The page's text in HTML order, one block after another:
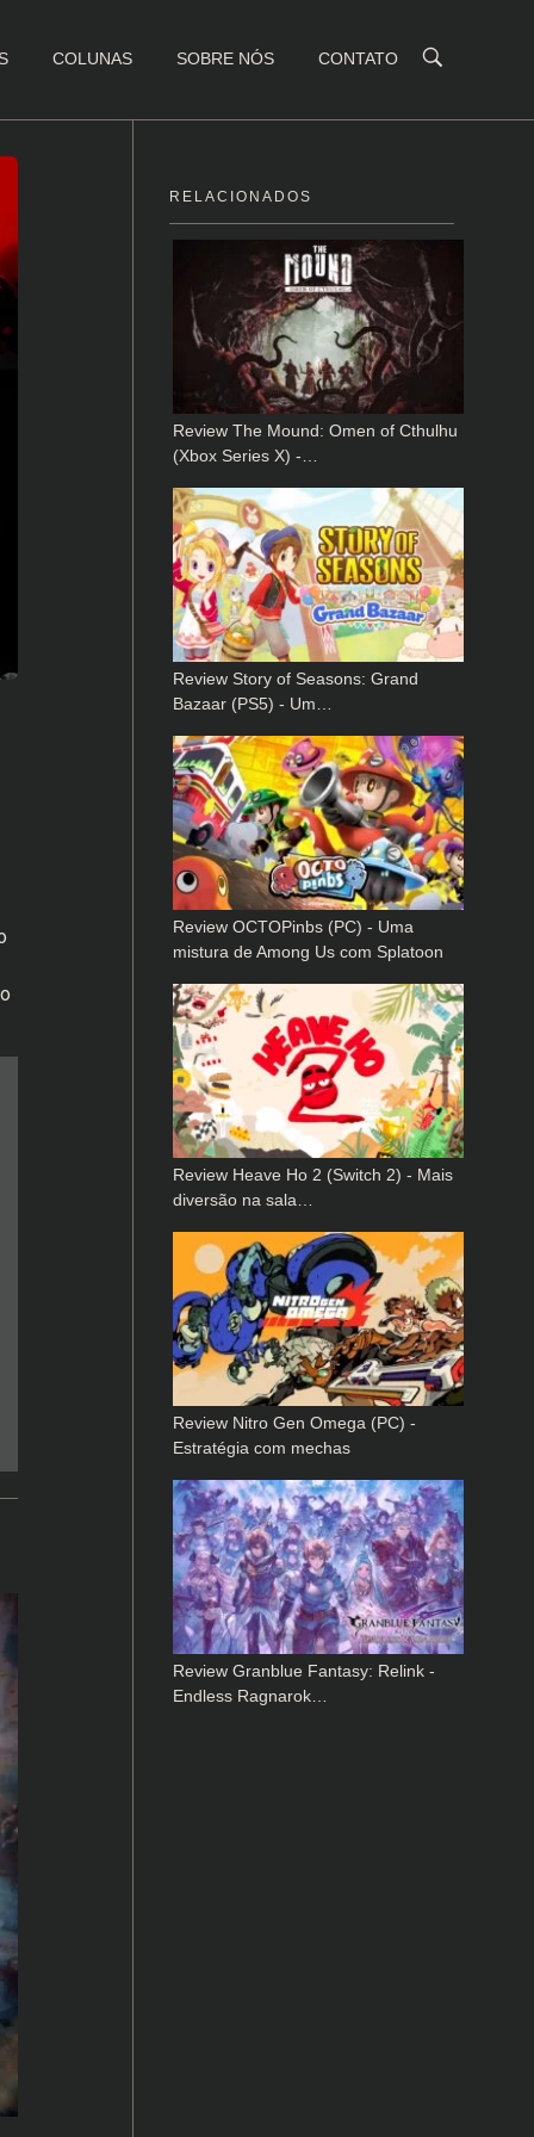
COLUNAS SOBRE NÓS CONTATO
RELACIONADOS
Review The Mound: Omen of Cthulhu
(Xbox Series X) -…
Review Story of Seasons: Grand
Bazaar (PS5) - Um…
Review OCTOPinbs (PC) - Uma
mistura de Among Us com Splatoon
Review Heave Ho 2 (Switch 2) - Mais
diversão na sala…
Review Nitro Gen Omega (PC) -
Estratégia com mechas
Review Granblue Fantasy: Relink -
Endless Ragnarok…